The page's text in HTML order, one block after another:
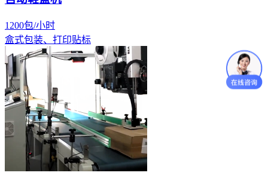
1200包/小时
盒式包装、打印贴标